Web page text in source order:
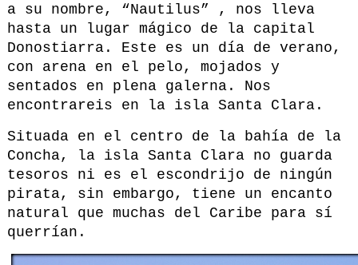
a su nombre, “Nautilus” , nos lleva
hasta un lugar mágico de la capital
Donostiarra. Este es un día de verano,
con arena en el pelo, mojados y
sentados en plena galerna. Nos
encontrareis en la isla Santa Clara.
Situada en el centro de la bahía de la
Concha, la isla Santa Clara no guarda
tesoros ni es el escondrijo de ningún
pirata, sin embargo, tiene un encanto
natural que muchas del Caribe para sí
querrían.